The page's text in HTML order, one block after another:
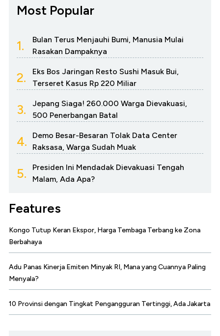
Most Popular
1.
Bulan Terus Menjauhi Bumi, Manusia Mulai
Rasakan Dampaknya
2.
Eks Bos Jaringan Resto Sushi Masuk Bui,
Terseret Kasus Rp 220 Miliar
3.
Jepang Siaga! 260.000 Warga Dievakuasi,
500 Penerbangan Batal
4.
Demo Besar-Besaran Tolak Data Center
Raksasa, Warga Sudah Muak
5.
Presiden Ini Mendadak Dievakuasi Tengah
Malam, Ada Apa?
Features
Kongo Tutup Keran Ekspor, Harga Tembaga Terbang ke Zona
Berbahaya
Adu Panas Kinerja Emiten Minyak RI, Mana yang Cuannya Paling
Menyala?
10 Provinsi dengan Tingkat Pengangguran Tertinggi, Ada Jakarta